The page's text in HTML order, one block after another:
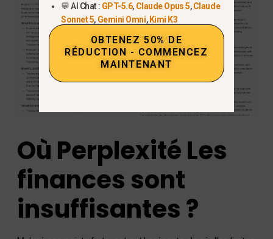
Où PerplexitéLes
finances sont
insuffisantes ?
💬 AI Chat : GPT-5.6, Claude Opus 5,Claude
Sonnet 5, Gemini Omni, Kimi K3
OBTENEZ 50% DE
RÉDUCTION - COMMENCEZ
MAINTENANT